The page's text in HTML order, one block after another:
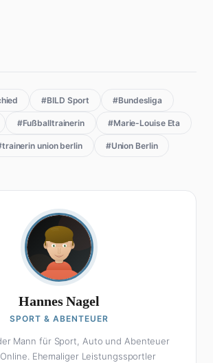
#BILD Sport #Bundesliga
#Fußballtrainerin #Marie-Louise Eta
union berlin #Union Berlin
Hannes Nagel
SPORT & ABENTEUER
Mann für Sport, Auto und Abenteuer
Ehemaliger Leistungssportler